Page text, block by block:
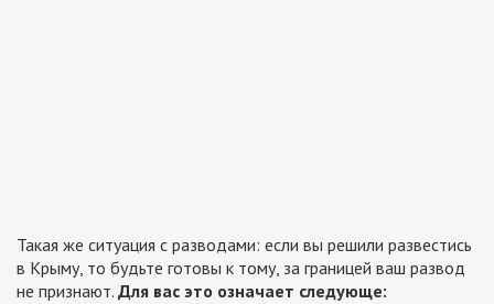
Такая же ситуация с разводами: если вы решили развестись
в Крыму, то будьте готовы к тому, за границей ваш развод
не признают. Для вас это означает следующе: